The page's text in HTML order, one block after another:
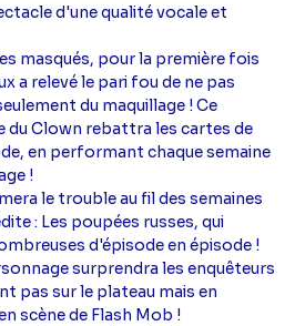
d'une qualité vocale et
masqués, pour la première fois
a relevé le pari fou de ne pas
du maquillage ! Ce
du Clown rebattra les cartes de
en performant chaque semaine
!
le trouble au fil des semaines
: Les poupées russes, qui
d'épisode en épisode !
surprendra les enquêteurs
pas sur le plateau mais en
scène de Flash Mob !